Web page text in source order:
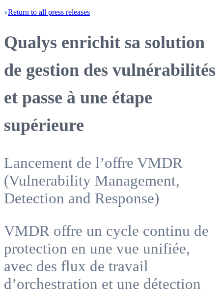
Return to all press releases
Qualys enrichit sa solution
de gestion des vulnérabilités
et passe à une étape
supérieure
Lancement de l’offre VMDR
(Vulnerability Management,
Detection and Response)
VMDR offre un cycle continu de
protection en une vue unifiée,
avec des flux de travail
d’orchestration et une détection